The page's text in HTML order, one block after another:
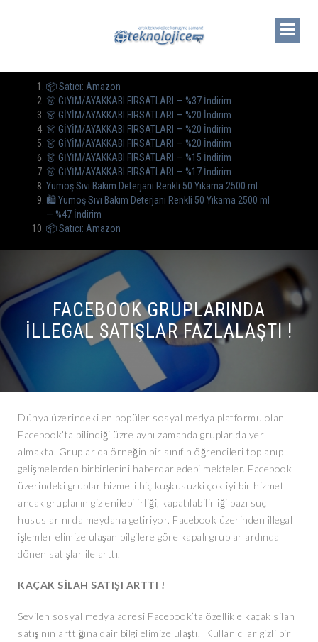
📦 Satıcı: Amazon
👗 GİYİM/AYAKKABI FIRSATLARI — %37 İndirim
👗 GİYİM/AYAKKABI FIRSATLARI — %20 İndirim
👗 GİYİM/AYAKKABI FIRSATLARI — %20 İndirim
👗 GİYİM/AYAKKABI FIRSATLARI — %20 İndirim
👗 GİYİM/AYAKKABI FIRSATLARI — %15 İndirim
👗 GİYİM/AYAKKABI FIRSATLARI — %17 İndirim
Yumoş Sıvı Bakım Deterjanı Renkli 50 Yıkama 2500 ml
🛍️ Yumoş Sıvı Bakım Deterjanı Renkli 50 Yıkama 2500 ml
— %47 İndirim
📦 Satıcı: Amazon
FACEBOOK GRUPLARINDA
İLLEGAL SATIŞLAR FAZLALAŞTI !
Dünya üzerindeki en popüler sosyal medya platformu olan
Facebook’ta bilindiği üzre aynı zamanda gruplar da yer
almakta. Gruplar da örneğin bir sınıfın öğrencileri toplanıp
gelişmelerden birbirlerini haberdar edebilmekteler. Facebook
üzerindeki gruplar hizmeti hiç kuşkusuzki çok iyi bir hizmet
ancak grupların gizlenilebilirliği, kapatılabilirliği bazı suç
hususlarını da meydana getiriyor. Facebook üzerinden illegal
işlemler elimize ulaşan bilgilere göre kapalı gruplar ardında
dönen satışlar ile arttı.
KAÇAK SİLAH SATIŞI ARTTI !
Sevilen sosyal medya adresi Facebook’ta özellikle kaçak silah
satışının arttığına dair bilgi elimize ulaştı. Kullanıcılar gizli bir